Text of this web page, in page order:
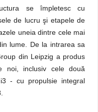
se împletesc cu
de lucru şi etapele de
uneia dintre cele mai
lume. De la intrarea sa
din Leipzig a produs
noi, inclusiv cele două
- cu propulsie integral